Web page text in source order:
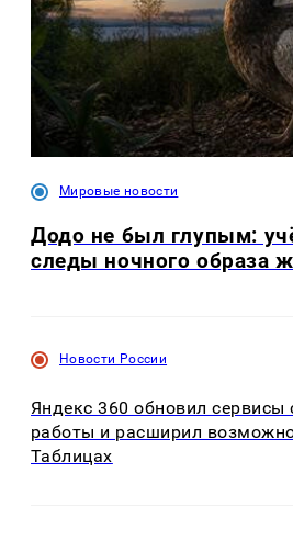
Мировые новости
Додо не был глупым:
следы ночного образа
Новости России
Яндекс 360 обновил сервисы
работы и расширил
Таблицах